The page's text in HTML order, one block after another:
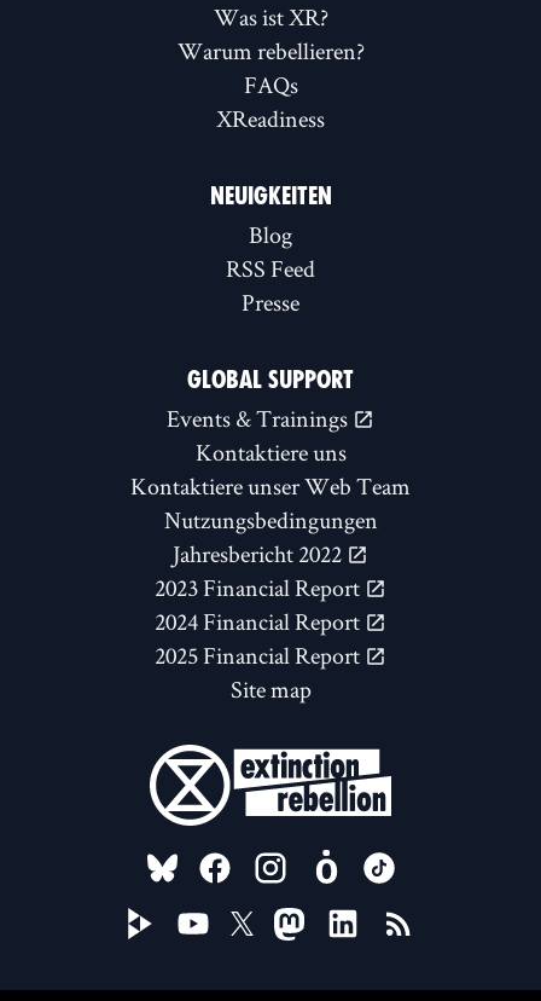
Was ist XR?
Warum rebellieren?
FAQs
XReadiness
NEUIGKEITEN
Blog
RSS Feed
Presse
GLOBAL SUPPORT
Events & Trainings
Kontaktiere uns
Kontaktiere unser Web Team
Nutzungsbedingungen
Jahresbericht 2022
2023 Financial Report
2024 Financial Report
2025 Financial Report
Site map
FOLLOW US ON